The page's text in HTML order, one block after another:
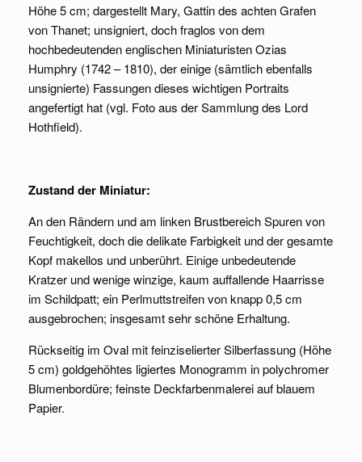
Höhe 5 cm; dargestellt Mary, Gattin des achten Grafen
von Thanet; unsigniert, doch fraglos von dem
hochbedeutenden englischen Miniaturisten Ozias
Humphry (1742 – 1810), der einige (sämtlich ebenfalls
unsignierte) Fassungen dieses wichtigen Portraits
angefertigt hat (vgl. Foto aus der Sammlung des Lord
Hothfield).
Zustand der Miniatur:
An den Rändern und am linken Brustbereich Spuren von
Feuchtigkeit, doch die delikate Farbigkeit und der gesamte
Kopf makellos und unberührt. Einige unbedeutende
Kratzer und wenige winzige, kaum auffallende Haarrisse
im Schildpatt; ein Perlmuttstreifen von knapp 0,5 cm
ausgebrochen; insgesamt sehr schöne Erhaltung.
Rückseitig im Oval mit feinziselierter Silberfassung (Höhe
5 cm) goldgehöhtes ligiertes Monogramm in polychromer
Blumenbordüre; feinste Deckfarbenmalerei auf blauem
Papier.